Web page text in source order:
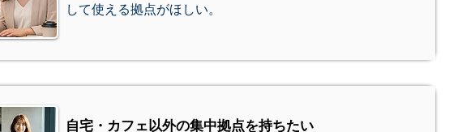
して使える拠点がほしい。
自宅・カフェ以外の集中拠点を持ちたい